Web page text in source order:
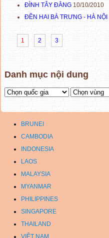
ĐÌNH TÂY ĐẰNG 10/10/2010
ĐỀN HAI BÀ TRƯNG - HÀ NỘI
1 2 3
Danh mục nội dung
BRUNEI
CAMBODIA
INDONESIA
LAOS
MALAYSIA
MYANMAR
PHILIPPINES
SINGAPORE
THAILAND
VIỆT NAM